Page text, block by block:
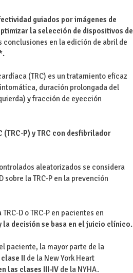
guiados por imágenes de
la selección de dispositivos de
conclusiones en la edición de abril de
(TRC) es un tratamiento eficaz
duración prolongada del
y fracción de eyección
(TRC-P) y TRC con desfibrilador
aleatorizados se considera
la TRC-P en la prevención
D o TRC-P en pacientes en
la decisión se basa en el juicio clínico.
paciente, la mayor parte de la
II de la New York Heart
las clases III-IV de la NYHA.